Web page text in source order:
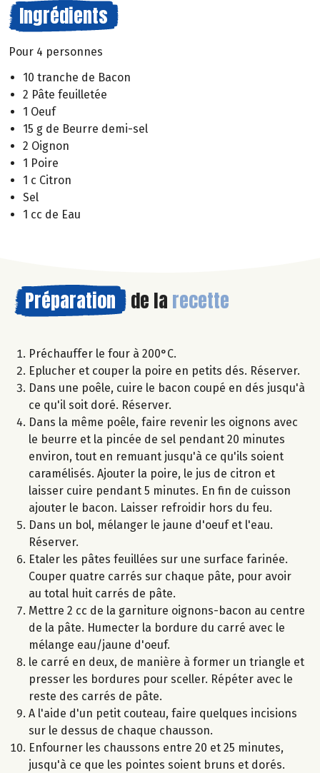
Ingrédients
Pour 4 personnes
10 tranche de Bacon
2 Pâte feuilletée
1 Oeuf
15 g de Beurre demi-sel
2 Oignon
1 Poire
1 c Citron
Sel
1 cc de Eau
Préparation de la recette
Préchauffer le four à 200°C.
Eplucher et couper la poire en petits dés. Réserver.
Dans une poêle, cuire le bacon coupé en dés jusqu'à
ce qu'il soit doré. Réserver.
Dans la même poêle, faire revenir les oignons avec
le beurre et la pincée de sel pendant 20 minutes
environ, tout en remuant jusqu'à ce qu'ils soient
caramélisés. Ajouter la poire, le jus de citron et
laisser cuire pendant 5 minutes. En fin de cuisson
ajouter le bacon. Laisser refroidir hors du feu.
Dans un bol, mélanger le jaune d'oeuf et l'eau.
Réserver.
Etaler les pâtes feuillées sur une surface farinée.
Couper quatre carrés sur chaque pâte, pour avoir
au total huit carrés de pâte.
Mettre 2 cc de la garniture oignons-bacon au centre
de la pâte. Humecter la bordure du carré avec le
mélange eau/jaune d'oeuf.
le carré en deux, de manière à former un triangle et
presser les bordures pour sceller. Répéter avec le
reste des carrés de pâte.
A l'aide d'un petit couteau, faire quelques incisions
sur le dessus de chaque chausson.
Enfourner les chaussons entre 20 et 25 minutes,
jusqu'à ce que les pointes soient bruns et dorés.